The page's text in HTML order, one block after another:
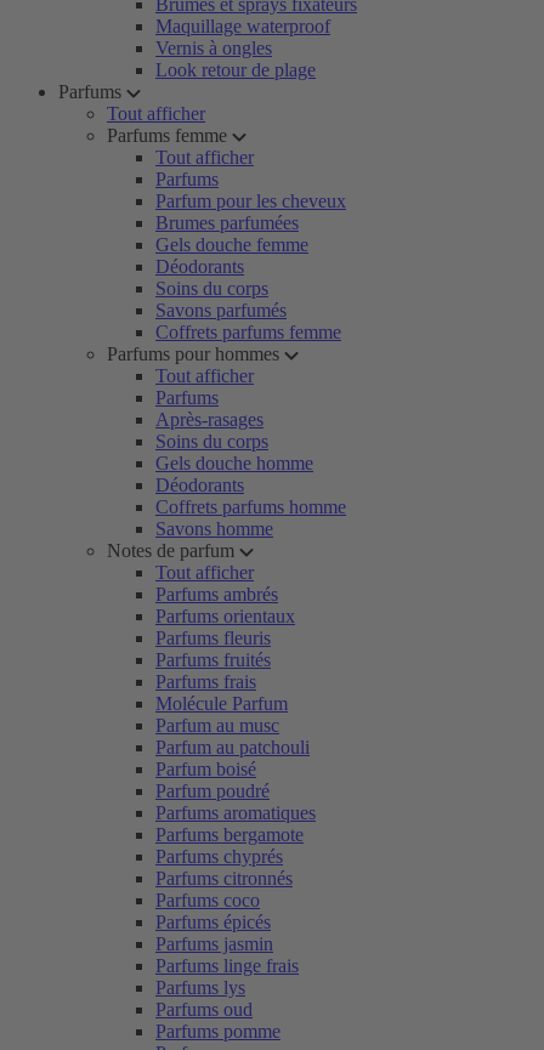
Brumes et sprays fixateurs
Maquillage waterproof
Vernis à ongles
Look retour de plage
Parfums
Tout afficher
Parfums femme
Tout afficher
Parfums
Parfum pour les cheveux
Brumes parfumées
Gels douche femme
Déodorants
Soins du corps
Savons parfumés
Coffrets parfums femme
Parfums pour hommes
Tout afficher
Parfums
Après-rasages
Soins du corps
Gels douche homme
Déodorants
Coffrets parfums homme
Savons homme
Notes de parfum
Tout afficher
Parfums ambrés
Parfums orientaux
Parfums fleuris
Parfums fruités
Parfums frais
Molécule Parfum
Parfum au musc
Parfum au patchouli
Parfum boisé
Parfum poudré
Parfums aromatiques
Parfums bergamote
Parfums chyprés
Parfums citronnés
Parfums coco
Parfums épicés
Parfums jasmin
Parfums linge frais
Parfums lys
Parfums oud
Parfums pomme